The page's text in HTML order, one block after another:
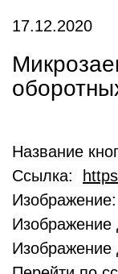
17.12.2020
Название
Ссылка:
Изображение:
Изображение